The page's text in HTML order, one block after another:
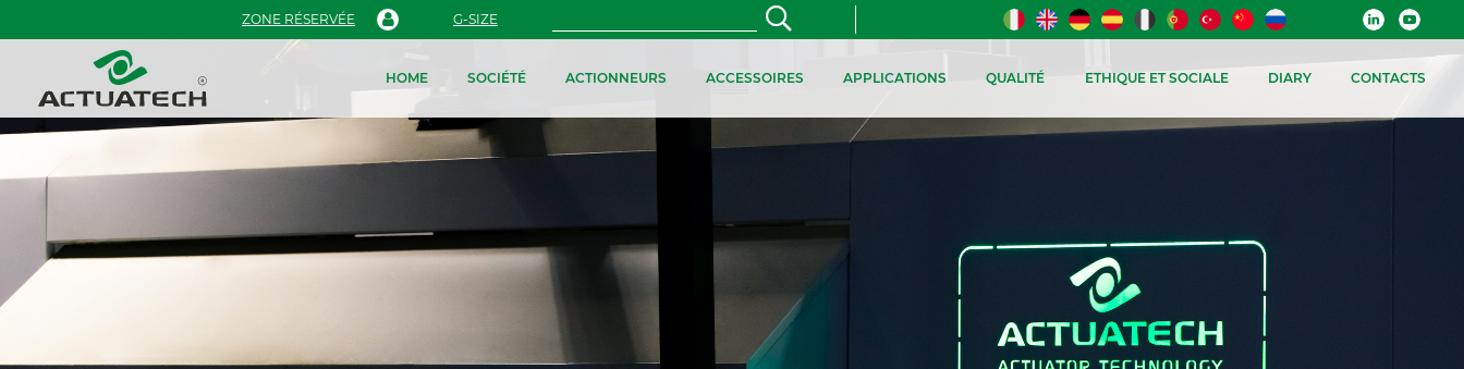
ZONE RÉSERVÉE G-SIZE
HOME SOCIÉTÉ ACTIONNEURS ACCESSOIRES APPLICATIONS QUALITÉ ETHIQUE ET SOCIALE DIARY CONTACTS